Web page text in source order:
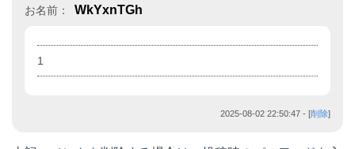
お名前：
WkYxnTGh
1
2025-08-02 22:50:47 - [削除]